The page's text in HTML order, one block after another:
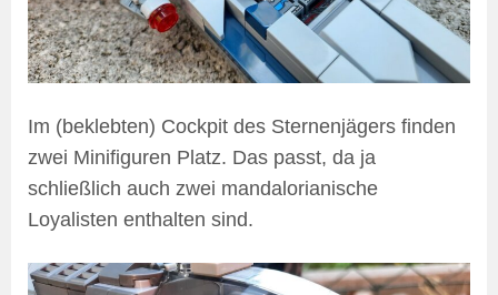
Im (beklebten) Cockpit des Sternenjägers finden
zwei Minifiguren Platz. Das passt, da ja
schließlich auch zwei mandalorianische
Loyalisten enthalten sind.